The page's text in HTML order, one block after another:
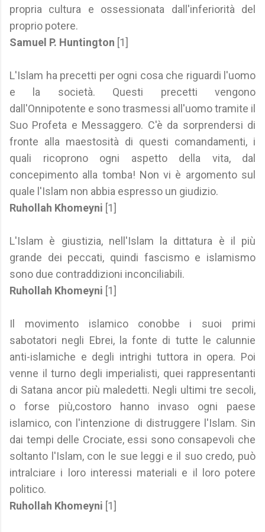
propria cultura e ossessionata dall'inferiorità del
proprio potere.
Samuel P. Huntington [1]
L'Islam ha precetti per ogni cosa che riguardi l'uomo
e la società. Questi precetti vengono
dall'Onnipotente e sono trasmessi all'uomo tramite il
Suo Profeta e Messaggero. C'è da sorprendersi di
fronte alla maestosità di questi comandamenti, i
quali ricoprono ogni aspetto della vita, dal
concepimento alla tomba! Non vi è argomento sul
quale l'Islam non abbia espresso un giudizio.
Ruhollah Khomeyni [1]
L'Islam è giustizia, nell'Islam la dittatura è il più
grande dei peccati, quindi fascismo e islamismo
sono due contraddizioni inconciliabili.
Ruhollah Khomeyni [1]
Il movimento islamico conobbe i suoi primi
sabotatori negli Ebrei, la fonte di tutte le calunnie
anti-islamiche e degli intrighi tuttora in opera. Poi
venne il turno degli imperialisti, quei rappresentanti
di Satana ancor più maledetti. Negli ultimi tre secoli,
o forse più,costoro hanno invaso ogni paese
islamico, con l'intenzione di distruggere l'Islam. Sin
dai tempi delle Crociate, essi sono consapevoli che
soltanto l'Islam, con le sue leggi e il suo credo, può
intralciare i loro interessi materiali e il loro potere
politico.
Ruhollah Khomeyni [1]